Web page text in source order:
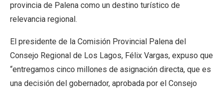
provincia de Palena como un destino turístico de
relevancia regional.
El presidente de la Comisión Provincial Palena del
Consejo Regional de Los Lagos, Félix Vargas, expuso que
“entregamos cinco millones de asignación directa, que es
una decisión del gobernador, aprobada por el Consejo